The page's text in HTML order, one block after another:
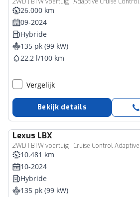
26.000 km
09-2024
Hybride
135 pk (99 kW)
22,2 l/100 km
Vergelijk
Bekijk details
Lexus LBX
10.481 km
10-2024
Hybride
135 pk (99 kW)